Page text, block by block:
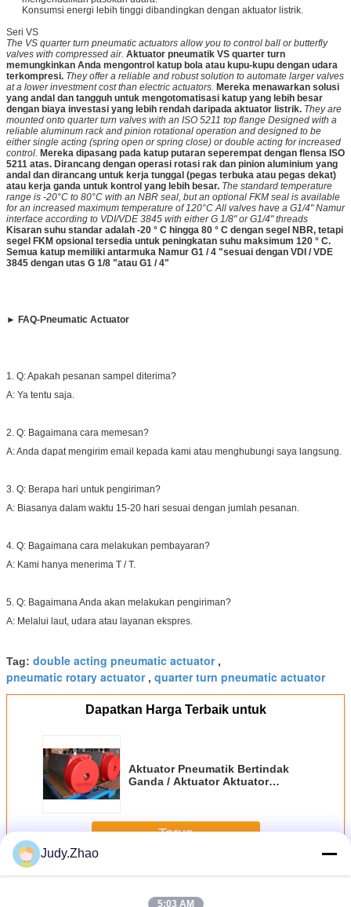
Konsumsi energi lebih tinggi dibandingkan dengan aktuator listrik.
Seri VS
The VS quarter turn pneumatic actuators allow you to control ball or butterfly
valves with compressed air. Aktuator pneumatik VS quarter turn
memungkinkan Anda mengontrol katup bola atau kupu-kupu dengan udara
terkompresi. They offer a reliable and robust solution to automate larger valves
at a lower investment cost than electric actuators. Mereka menawarkan solusi
yang andal dan tangguh untuk mengotomatisasi katup yang lebih besar
dengan biaya investasi yang lebih rendah daripada aktuator listrik. They are
mounted onto quarter turn valves with an ISO 5211 top flange Designed with a
reliable aluminum rack and pinion rotational operation and designed to be
either single acting (spring open or spring close) or double acting for increased
control. Mereka dipasang pada katup putaran seperempat dengan flensa ISO
5211 atas. Dirancang dengan operasi rotasi rak dan pinion aluminium yang
andal dan dirancang untuk kerja tunggal (pegas terbuka atau pegas dekat)
atau kerja ganda untuk kontrol yang lebih besar. The standard temperature
range is -20°C to 80°C with an NBR seal, but an optional FKM seal is available
for an increased maximum temperature of 120°C All valves have a G1/4" Namur
interface according to VDI/VDE 3845 with either G 1/8" or G1/4" threads
Kisaran suhu standar adalah -20 ° C hingga 80 ° C dengan segel NBR, tetapi
segel FKM opsional tersedia untuk peningkatan suhu maksimum 120 ° C.
Semua katup memiliki antarmuka Namur G1 / 4 "sesuai dengan VDI / VDE
3845 dengan utas G 1/8 "atau G1 / 4"
► FAQ-Pneumatic Actuator
1. Q: Apakah pesanan sampel diterima?
A: Ya tentu saja.
2. Q: Bagaimana cara memesan?
A: Anda dapat mengirim email kepada kami atau menghubungi saya langsung.
3. Q: Berapa hari untuk pengiriman?
A: Biasanya dalam waktu 15-20 hari sesuai dengan jumlah pesanan.
4. Q: Bagaimana cara melakukan pembayaran?
A: Kami hanya menerima T / T.
5. Q: Bagaimana Anda akan melakukan pengiriman?
A: Melalui laut, udara atau layanan ekspres.
Tag: double acting pneumatic actuator,
pneumatic rotary actuator, quarter turn pneumatic actuator
Dapatkan Harga Terbaik untuk
Aktuator Pneumatik Bertindak
Ganda / Aktuator Aktuator
Terus
LebihAktuator Udara Pneumatik
Judy.Zhao
5:03 AM